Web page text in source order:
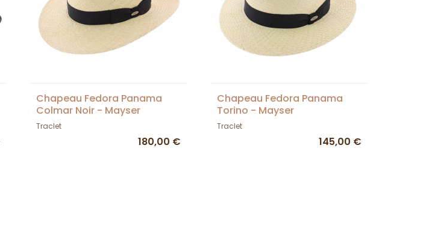
Chapeau Fedora Panama
Colmar Noir - Mayser
Traclet
180,00 €
Chapeau Fedora Panama
Torino - Mayser
Traclet
145,00 €